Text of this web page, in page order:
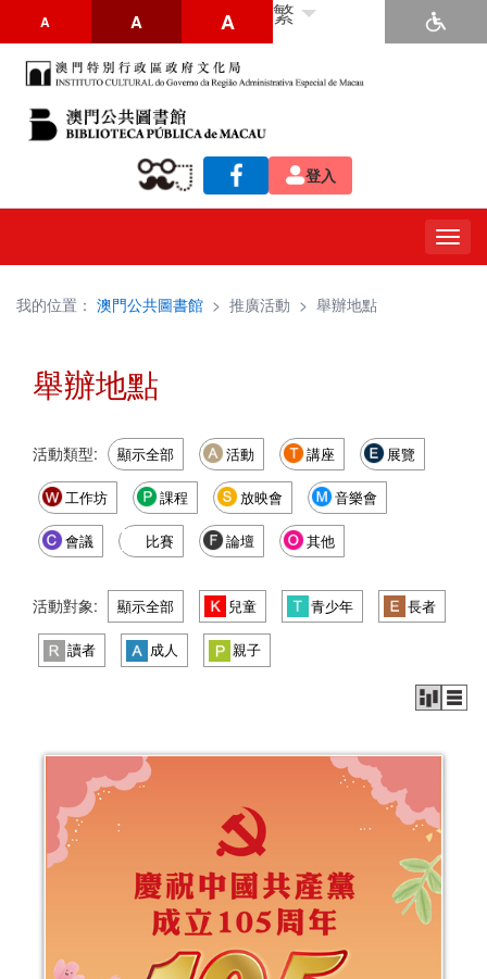
A A A 繁
登入
我的位置： 澳門公共圖書館 > 推廣活動 > 舉辦地點
舉辦地點
活動類型: 顯示全部 活動 講座 展覽
工作坊 課程 放映會 音樂會
會議 比賽 論壇 其他
活動對象: 顯示全部 兒童 青少年 長者
讀者 成人 親子